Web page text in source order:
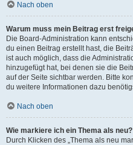
Nach oben
Warum muss mein Beitrag erst
Die Board-Administration kann
du einen Beitrag erstellt hast, die
ist auch möglich, dass die
hinzugefügt hat, bei denen sie die
auf der Seite sichtbar werden. Bitte
du weitere Informationen dazu
Nach oben
Wie markiere ich ein Thema als neu?
Durch Klicken des „Thema als neu